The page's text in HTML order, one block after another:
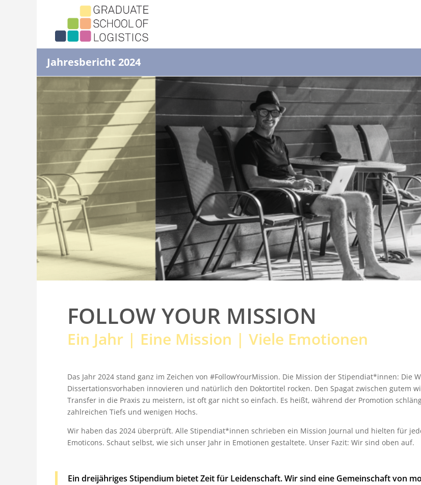
Jahresbericht 2024
FOLLOW YOUR MISSION
Ein Jahr | Eine Mission | Viele Emotionen
Das Jahr 2024 stand ganz im Zeichen von #FollowYourMission. Die Mission der Stipendiat*innen: Die
Dissertationsvorhaben innovieren und natürlich den Doktortitel rocken. Den Spagat zwischen gutem
Transfer in die Praxis zu meistern, ist oft gar nicht so einfach. Es heißt, während der Promotion
zahlreichen Tiefs und wenigen Hochs.
Wir haben das 2024 überprüft. Alle Stipendiat*innen schrieben ein Mission Journal und hielten für
Emoticons. Schaut selbst, wie sich unser Jahr in Emotionen gestaltete. Unser Fazit: Wir sind oben auf.
Ein dreijähriges Stipendium bietet Zeit für Leidenschaft. Wir sind eine Gemeinschaft von